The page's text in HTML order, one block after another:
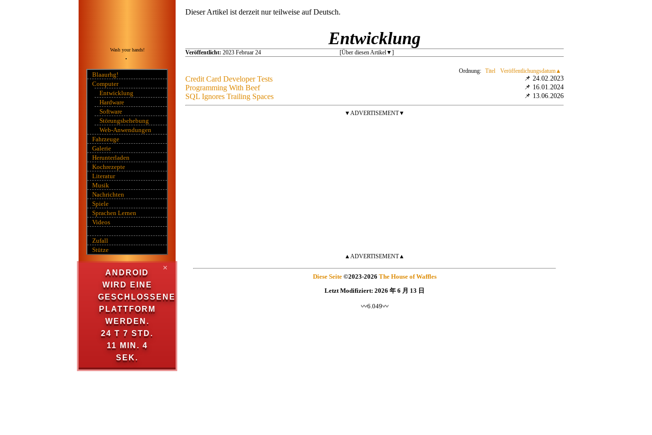
Wash your hands!
Blaaurhg!
Computer
Entwicklung
Hardware
Software
Störungsbehebung
Web-Anwendungen
Fahrzeuge
Galerie
Herunterladen
Kochrezepte
Literatur
Musik
Nachrichten
Spiele
Sprachen Lernen
Videos
Zufall
Stütze
ANDROID
WIRD EINE
GESCHLOSSENE
PLATTFORM
WERDEN.
24 T 7 STD.
11 MIN. 4
SEK.
✕
Dieser Artikel ist derzeit nur teilweise auf Deutsch.
Entwicklung
Veröffentlicht: 2023 Februar 24 [Über diesen Artikel ]
Ordnung: Titel Veröffentlichungsdatum
Credit Card Developer Tests 📌 24.02.2023
Programming With Beef 📌 16.01.2024
SQL Ignores Trailing Spaces 📌 13.06.2026
▼ADVERTISEMENT▼
▲ADVERTISEMENT▲
Diese Seite©2023-2026 The House of Waffles
Letzt Modifiziert: 2026 年 6 月 13 日
〰6.049〰